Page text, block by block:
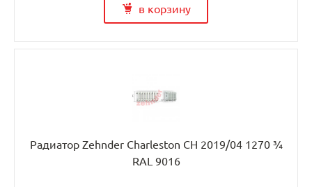
в корзину
Радиатор Zehnder Charleston CH 2019/04 1270 ¾
RAL 9016